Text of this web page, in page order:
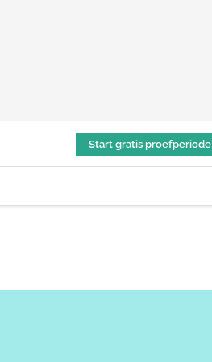
Start gratis proefperiode